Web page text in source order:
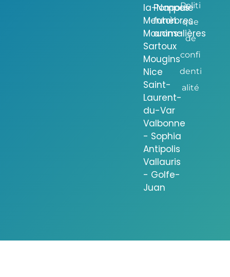
la-Napoule
Menton
Mouans-
Sartoux
Mougins
Nice
Saint-
Laurent-
du-Var
Valbonne
- Sophia
Antipolis
Vallauris
- Golfe-
Juan
Pompes
funèbres
animalières
Politi
que
de
confi
denti
alité